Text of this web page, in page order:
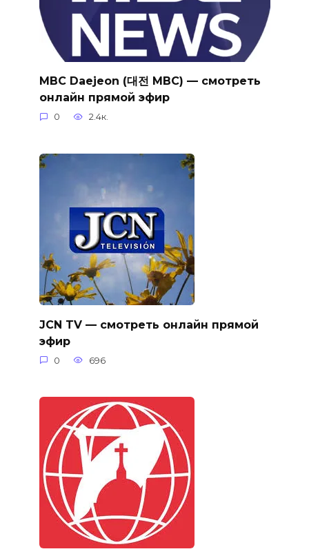
MBC Daejeon (대전 MBC) — смотреть
онлайн прямой эфир
0 2.4к.
JCN TV — смотреть онлайн прямой
эфир
0 696